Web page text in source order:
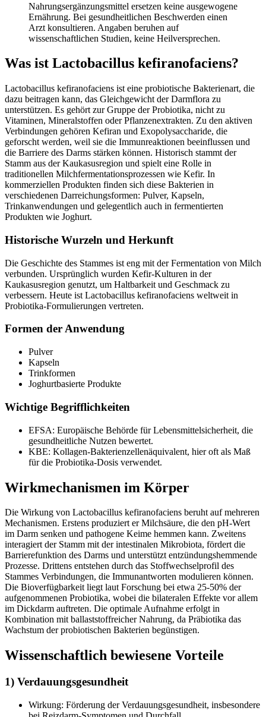
Nahrungsergänzungsmittel ersetzen keine ausgewogene
Ernährung. Bei gesundheitlichen Beschwerden einen
Arzt konsultieren. Angaben beruhen auf
wissenschaftlichen Studien, keine Heilversprechen.
Was ist Lactobacillus kefiranofaciens?
Lactobacillus kefiranofaciens ist eine probiotische Bakterienart, die
dazu beitragen kann, das Gleichgewicht der Darmflora zu
unterstützen. Es gehört zur Gruppe der Probiotika, nicht zu
Vitaminen, Mineralstoffen oder Pflanzenextrakten. Zu den aktiven
Verbindungen gehören Kefiran und Exopolysaccharide, die
geforscht werden, weil sie die Immunreaktionen beeinflussen und
die Barriere des Darms stärken können. Historisch stammt der
Stamm aus der Kaukasusregion und spielt eine Rolle in
traditionellen Milchfermentationsprozessen wie Kefir. In
kommerziellen Produkten finden sich diese Bakterien in
verschiedenen Darreichungsformen: Pulver, Kapseln,
Trinkanwendungen und gelegentlich auch in fermentierten
Produkten wie Joghurt.
Historische Wurzeln und Herkunft
Die Geschichte des Stammes ist eng mit der Fermentation von Milch
verbunden. Ursprünglich wurden Kefir-Kulturen in der
Kaukasusregion genutzt, um Haltbarkeit und Geschmack zu
verbessern. Heute ist Lactobacillus kefiranofaciens weltweit in
Probiotika-Formulierungen vertreten.
Formen der Anwendung
Pulver
Kapseln
Trinkformen
Joghurtbasierte Produkte
Wichtige Begrifflichkeiten
EFSA: Europäische Behörde für Lebensmittelsicherheit, die
gesundheitliche Nutzen bewertet.
KBE: Kollagen-Bakterienzellenäquivalent, hier oft als Maß
für die Probiotika-Dosis verwendet.
Wirkmechanismen im Körper
Die Wirkung von Lactobacillus kefiranofaciens beruht auf mehreren
Mechanismen. Erstens produziert er Milchsäure, die den pH-Wert
im Darm senken und pathogene Keime hemmen kann. Zweitens
interagiert der Stamm mit der intestinalen Mikrobiota, fördert die
Barrierefunktion des Darms und unterstützt entzündungshemmende
Prozesse. Drittens entstehen durch das Stoffwechselprofil des
Stammes Verbindungen, die Immunantworten modulieren können.
Die Bioverfügbarkeit liegt laut Forschung bei etwa 25-50% der
aufgenommenen Probiotika, wobei die bilateralen Effekte vor allem
im Dickdarm auftreten. Die optimale Aufnahme erfolgt in
Kombination mit ballaststoffreicher Nahrung, da Präbiotika das
Wachstum der probiotischen Bakterien begünstigen.
Wissenschaftlich bewiesene Vorteile
1) Verdauungsgesundheit
Wirkung: Förderung der Verdauungsgesundheit, insbesondere